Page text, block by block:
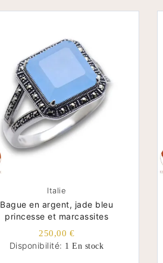
Italie
Bague en argent, jade bleu
princesse et marcassites
250,00 €
Disponibilité: 1 En stock